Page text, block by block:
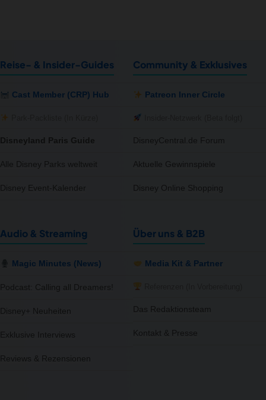
Reise- & Insider-Guides
Cast Member (CRP) Hub
Disneyland Paris Guide
Alle Disney Parks weltweit
Disney Event-Kalender
Community & Exklusives
Patreon Inner Circle
DisneyCentral.de Forum
Aktuelle Gewinnspiele
Disney Online Shopping
Audio & Streaming
Magic Minutes (News)
Podcast: Calling all Dreamers!
Disney+ Neuheiten
Exklusive Interviews
Reviews & Rezensionen
Über uns & B2B
Media Kit & Partner
Das Redaktionsteam
Kontakt & Presse